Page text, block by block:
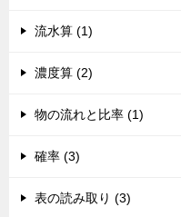
流水算 (1)
濃度算 (2)
物の流れと比率 (1)
確率 (3)
表の読み取り (3)